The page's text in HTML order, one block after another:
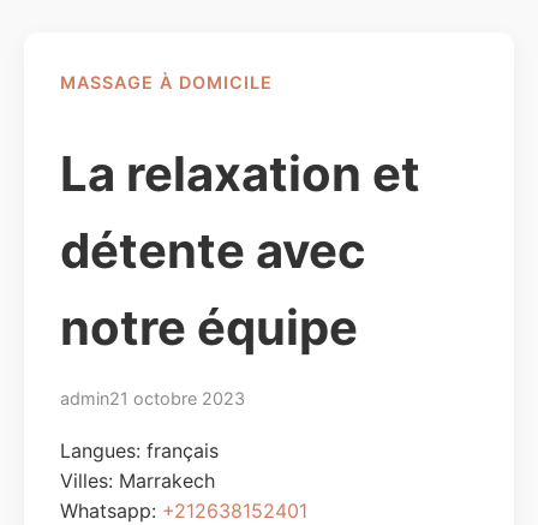
MASSAGE À DOMICILE
La relaxation et
détente avec
notre équipe
admin21 octobre 2023
Langues: français
Villes: Marrakech
Whatsapp: +212638152401